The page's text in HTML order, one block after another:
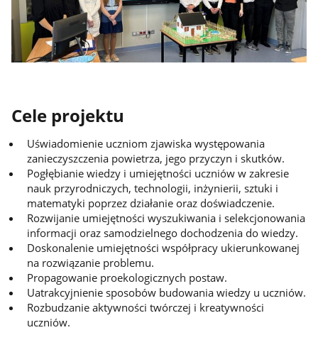
Cele projektu
Uświadomienie uczniom zjawiska występowania
zanieczyszczenia powietrza, jego przyczyn i skutków.
Pogłębianie wiedzy i umiejętności uczniów w zakresie
nauk przyrodniczych, technologii, inżynierii, sztuki i
matematyki poprzez działanie oraz doświadczenie.
Rozwijanie umiejętności wyszukiwania i selekcjonowania
informacji oraz samodzielnego dochodzenia do wiedzy.
Doskonalenie umiejętności współpracy ukierunkowanej
na rozwiązanie problemu.
Propagowanie proekologicznych postaw.
Uatrakcyjnienie sposobów budowania wiedzy u uczniów.
Rozbudzanie aktywności twórczej i kreatywności
uczniów.